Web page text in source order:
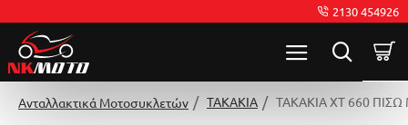
2130 454926
Ανταλλακτικά Μοτοσυκλετών ΤΑΚΑΚΙΑ ΤΑΚΑΚΙΑ XT 660